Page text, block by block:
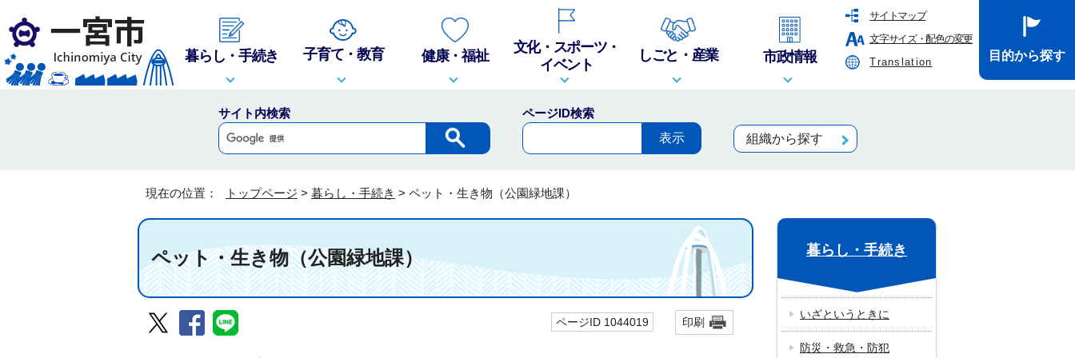
サイトマップ
文字サイズ・配色の変更
Translation
暮らし・手続き 子育て・教育 健康・福祉
文化・スポーツ・
イベント
しごと・産業 市政情報 目的から探す
サイト内検索
ページID検索
組織から探す
現在の位置： トップページ > 暮らし・手続き > ペット・生き物（公園緑地課）
ペット・生き物（公園緑地課）
ページID 1044019 印刷
暮らし・手続き
いざというときに
防災・救急・防犯